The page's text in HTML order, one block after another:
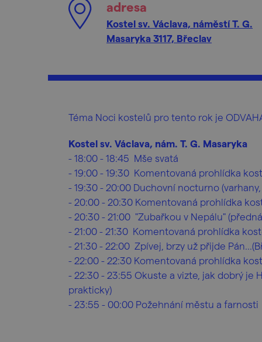
adresa
Kostel sv. Václava, náměstí T. G.
Masaryka 3117, Břeclav
Téma Noci kostelů pro tento rok je
Kostel sv. Václava, nám. T. G. Masaryka
- 18:00 - 18:45 Mše svatá
- 19:00 - 19:30 Komentovaná prohlídka
- 19:30 - 20:00 Duchovní nocturno
- 20:00 - 20:30 Komentovaná prohlídka
- 20:30 - 21:00 "Zubařkou v Nepálu"
- 21:00 - 21:30 Komentovaná prohlídka
- 21:30 - 22:00 Zpívej, brzy už přijde
- 22:00 - 22:30 Komentovaná prohlídka
- 22:30 - 23:55 Okuste a vizte, jak dobrý
prakticky)
- 23:55 - 00:00 Požehnání městu a farnosti